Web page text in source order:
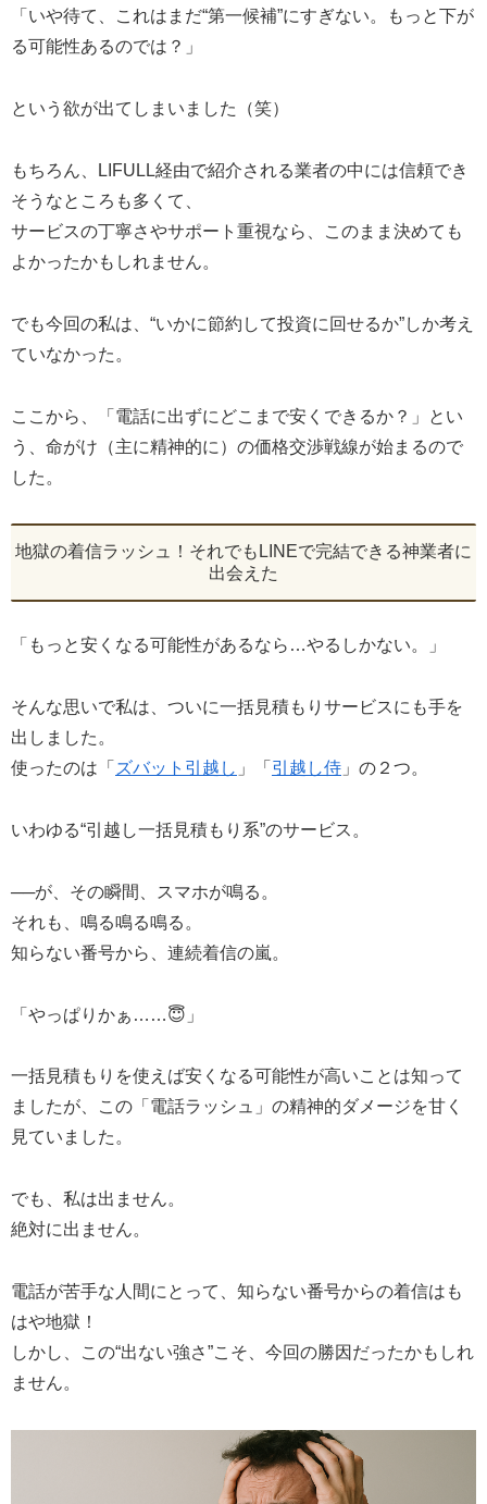
「いや待て、これはまだ“第一候補”にすぎない。もっと下が
る可能性あるのでは？」
という欲が出てしまいました（笑）
もちろん、LIFULL経由で紹介される業者の中には信頼でき
そうなところも多くて、
サービスの丁寧さやサポート重視なら、このまま決めても
よかったかもしれません。
でも今回の私は、“いかに節約して投資に回せるか”しか考え
ていなかった。
ここから、「電話に出ずにどこまで安くできるか？」とい
う、命がけ（主に精神的に）の価格交渉戦線が始まるので
した。
地獄の着信ラッシュ！それでもLINEで完結できる神業者に
出会えた
「もっと安くなる可能性があるなら…やるしかない。」
そんな思いで私は、ついに一括見積もりサービスにも手を
出しました。
使ったのは「 ズバット引越し 」「 引越し侍 」の２つ。
いわゆる“引越し一括見積もり系”のサービス。
──が、その瞬間、スマホが鳴る。
それも、鳴る鳴る鳴る。
知らない番号から、連続着信の嵐。
「やっぱりかぁ……😇」
一括見積もりを使えば安くなる可能性が高いことは知って
ましたが、この「電話ラッシュ」の精神的ダメージを甘く
見ていました。
でも、私は出ません。
絶対に出ません。
電話が苦手な人間にとって、知らない番号からの着信はも
はや地獄！
しかし、この“出ない強さ”こそ、今回の勝因だったかもしれ
ません。